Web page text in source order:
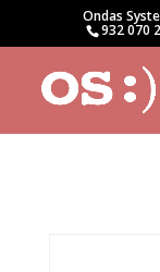
Ondas
932 070